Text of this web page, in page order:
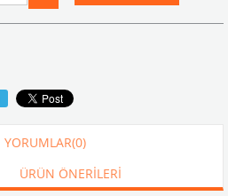
YORUMLAR(0)
ÜRÜN ÖNERILERI